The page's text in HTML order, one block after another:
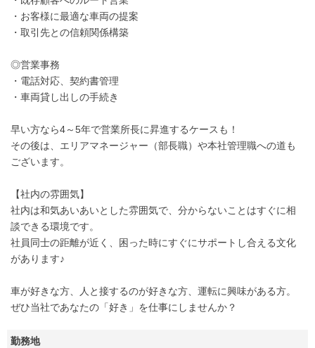
・お客様に最適な車両の提案
・取引先との信頼関係構築
◎営業事務
・電話対応、契約書管理
・車両貸し出しの手続き
早い方なら4～5年で営業所長に昇進するケースも！
その後は、エリアマネージャー（部長職）や本社管理職への道も
ございます。
【社内の雰囲気】
社内は和気あいあいとした雰囲気で、分からないことはすぐに相
談できる環境です。
社員同士の距離が近く、困った時にすぐにサポートし合える文化
があります♪
車が好きな方、人と接するのが好きな方、運転に興味がある方。
ぜひ当社であなたの「好き」を仕事にしませんか？
勤務地